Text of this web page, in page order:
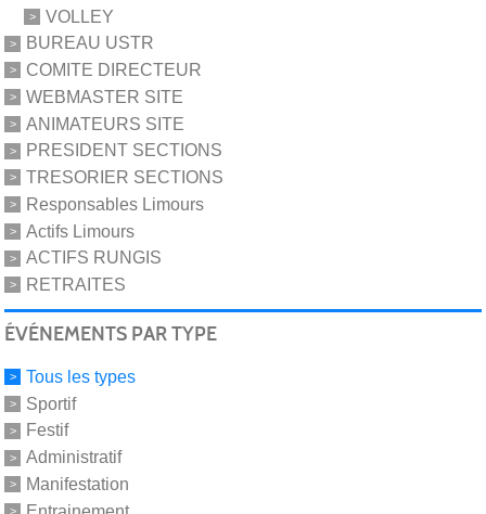
VOLLEY
BUREAU USTR
COMITE DIRECTEUR
WEBMASTER SITE
ANIMATEURS SITE
PRESIDENT SECTIONS
TRESORIER SECTIONS
Responsables Limours
Actifs Limours
ACTIFS RUNGIS
RETRAITES
ÉVÉNEMENTS PAR TYPE
Tous les types
Sportif
Festif
Administratif
Manifestation